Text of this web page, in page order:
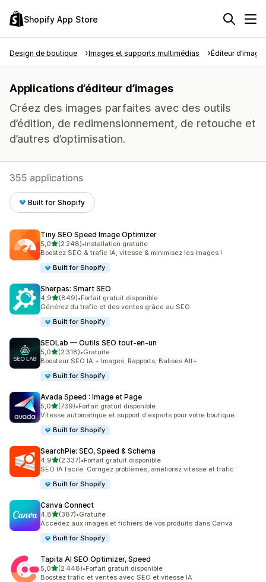
Shopify App Store
Design de boutique Images et supports multimédias Éditeur
Applications d’éditeur d’images
Créez des images parfaites avec des outils
d’édition, de redimensionnement, de retouche et
d’autres d’optimisation.
355 applications
Built for Shopify
Tiny SEO Speed Image Optimizer
5,0étoile(s) sur 5
(2 248)
2248 avis au total
•Installation gratuite
Boostez SEO & trafic IA, vitesse & minimisez les images !
Built for Shopify
Sherpas: Smart SEO
4,9étoile(s) sur 5
(849)
849 avis au total
•Forfait gratuit disponible
Générez du trafic et des ventes grâce au SEO.
Built for Shopify
SEOLab — Outils SEO tout‑en‑un
5,0étoile(s) sur 5
(2 318)
2318 avis au total
•Gratuite
Boosteur SEO IA + Images, Rapports, Balises Alt+
Built for Shopify
Avada Speed : Image et Page
5,0étoile(s) sur 5
(739)
739 avis au total
•Forfait gratuit disponible
Vitesse automatique et support d'experts pour votre boutique.
Built for Shopify
SearchPie: SEO, Speed & Schema
4,9étoile(s) sur 5
(2 337)
2337 avis au total
•Forfait gratuit disponible
SEO IA facile: Corrigez problèmes, améliorez vitesse et trafic
Built for Shopify
Canva Connect
4,8étoile(s) sur 5
(387)
387 avis au total
•Gratuite
Accédez aux images et fichiers de vos produits dans Canva
Built for Shopify
Tapita AI SEO Optimizer, Speed
5,0étoile(s) sur 5
(2 448)
2448 avis au total
•Forfait gratuit disponible
Boostez trafic et ventes avec SEO et vitesse IA